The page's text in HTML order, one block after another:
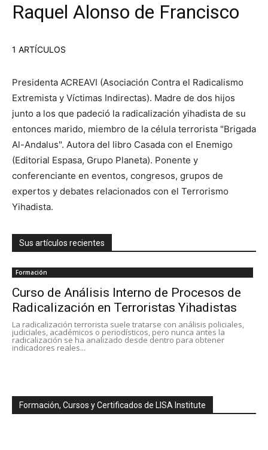
Raquel Alonso de Francisco
1 ARTÍCULOS
Presidenta ACREAVI (Asociación Contra el Radicalismo
Extremista y Víctimas Indirectas). Madre de dos hijos
junto a los que padeció la radicalización yihadista de su
entonces marido, miembro de la célula terrorista "Brigada
Al-Andalus". Autora del libro Casada con el Enemigo
(Editorial Espasa, Grupo Planeta). Ponente y
conferenciante en eventos, congresos, grupos de
expertos y debates relacionados con el Terrorismo
Yihadista.
Sus artículos recientes
Formación
Curso de Análisis Interno de Procesos de
Radicalización en Terroristas Yihadistas
La radicalización terrorista suele tratarse con análisis policiales,
judiciales, académicos o periodísticos, pero nunca antes la
radicalización se ha analizado desde dentro para obtener
indicadores reales...
Formación, Cursos y Certificados de LISA Institute